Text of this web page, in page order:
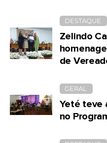
DESTAQUE
Zelindo
de
GERAL
Yeté teve
no